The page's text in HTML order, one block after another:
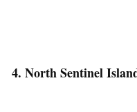
4. North Sentinel